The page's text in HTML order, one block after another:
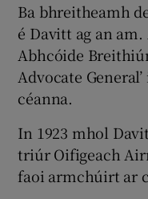
Ba bhreitheamh
é Davitt ag an
Abhcóide
Advocate
céanna.
In 1923 mhol
triúr Oifigeach
faoi armchúirt ar